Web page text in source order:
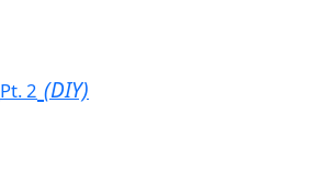
Pt. 2 (DIY)